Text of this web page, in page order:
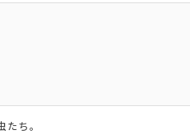
ち。